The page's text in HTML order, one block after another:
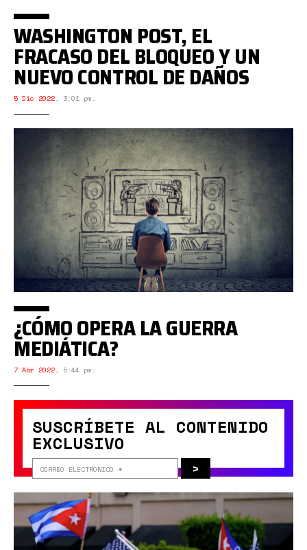
WASHINGTON POST, EL
FRACASO DEL BLOQUEO Y UN
NUEVO CONTROL DE DAÑOS
5 Dic 2022, 3:01 pm.
SUSCRÍBETE AL CONTENIDO
EXCLUSIVO
>
¿CÓMO OPERA LA GUERRA
MEDIÁTICA?
7 Abr 2022, 5:44 pm.